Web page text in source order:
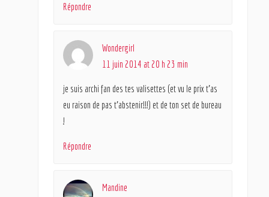
Répondre
Wondergirl
11 juin 2014 at 20 h 23 min
je suis archi fan des tes valisettes (et vu le prix t’as
eu raison de pas t’abstenir!!!) et de ton set de bureau
!
Répondre
Mandine